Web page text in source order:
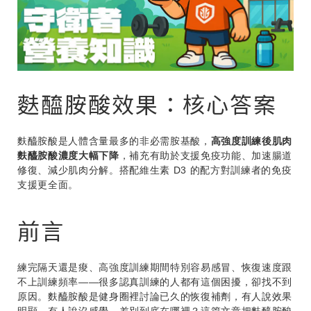
麩醯胺酸效果：核心答案
麩醯胺酸是人體含量最多的非必需胺基酸， 高強度訓練後肌肉
麩醯胺酸濃度大幅下降 ，補充有助於支援免疫功能、加速腸道
修復、減少肌肉分解。搭配維生素 D3 的配方對訓練者的免疫
支援更全面。
前言
練完隔天還是痠、高強度訓練期間特別容易感冒、恢復速度跟
不上訓練頻率——很多認真訓練的人都有這個困擾，卻找不到
原因。麩醯胺酸是健身圈裡討論已久的恢復補劑，有人說效果